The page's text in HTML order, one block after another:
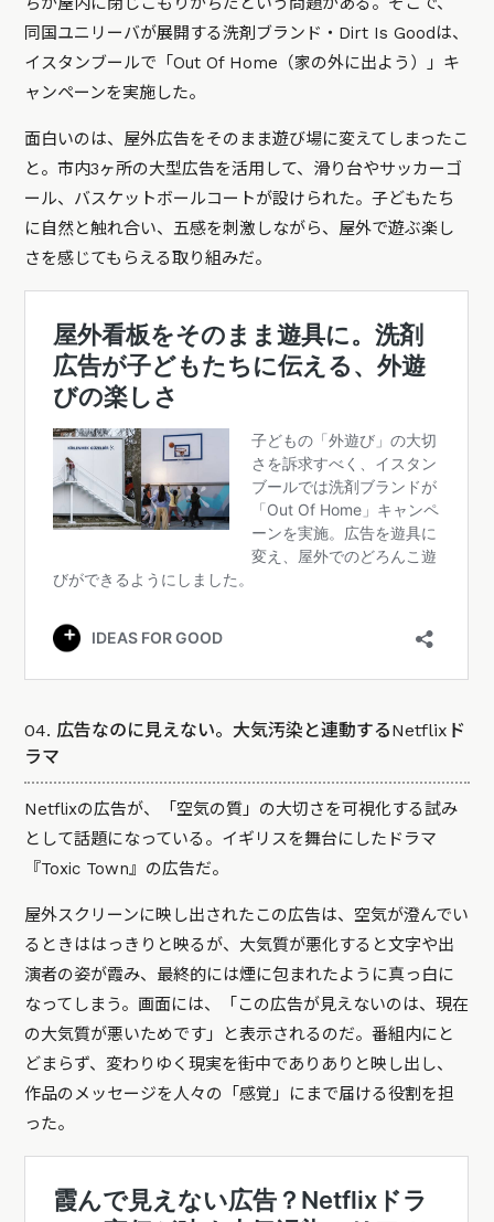
同国ユニリーバが展開する洗剤ブランド・Dirt Is Goodは、
イスタンブールで「Out Of Home（家の外に出よう）」キ
ャンペーンを実施した。
面白いのは、屋外広告をそのまま遊び場に変えてしまったこ
と。市内3ヶ所の大型広告を活用して、滑り台やサッカーゴ
ール、バスケットボールコートが設けられた。子どもたち
に自然と触れ合い、五感を刺激しながら、屋外で遊ぶ楽し
さを感じてもらえる取り組みだ。
04. 広告なのに見えない。大気汚染と連動するNetflixド
ラマ
Netflixの広告が、「空気の質」の大切さを可視化する試み
として話題になっている。イギリスを舞台にしたドラマ
『Toxic Town』の広告だ。
屋外スクリーンに映し出されたこの広告は、空気が澄んでい
るときははっきりと映るが、大気質が悪化すると文字や出
演者の姿が霞み、最終的には煙に包まれたように真っ白に
なってしまう。画面には、「この広告が見えないのは、現在
の大気質が悪いためです」と表示されるのだ。番組内にと
どまらず、変わりゆく現実を街中でありありと映し出し、
作品のメッセージを人々の「感覚」にまで届ける役割を担
った。